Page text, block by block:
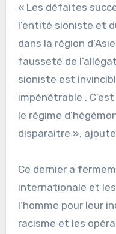
« Les défaites
l’entité sioniste et
dans la région
fausseté de
sioniste est
impénétrable .
le régime
disparaitre »,
Ce dernier a
internationale et
l’homme pour leur
racisme et les